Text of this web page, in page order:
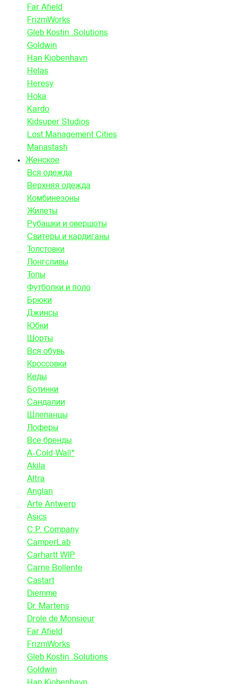
Far Afield
FrizmWorks
Gleb Kostin .Solutions
Goldwin
Han Kjobenhavn
Helas
Heresy
Hoka
Kardo
Kidsuper Studios
Lost Management Cities
Manastash
Женское
Вся одежда
Верхняя одежда
Комбинезоны
Жилеты
Рубашки и овершоты
Свитеры и кардиганы
Толстовки
Лонгсливы
Топы
Футболки и поло
Брюки
Джинсы
Юбки
Шорты
Вся обувь
Кроссовки
Кеды
Ботинки
Сандалии
Шлепанцы
Лоферы
Все бренды
A-Cold-Wall*
Akila
Altra
Anglan
Arte Antwerp
Asics
C.P. Company
CamperLab
Carhartt WIP
Carne Bollente
Castart
Diemme
Dr. Martens
Drole de Monsieur
Far Afield
FrizmWorks
Gleb Kostin .Solutions
Goldwin